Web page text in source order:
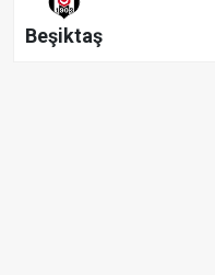
Beşiktaş